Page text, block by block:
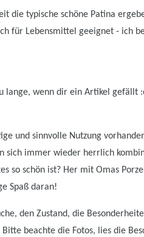
die typische schöne Patina
für Lebensmittel geeignet - ich
lange, wenn dir ein Artikel gefällt
und sinnvolle Nutzung
sich immer wieder herrlich
so schön ist? Her mit Omas
Spaß daran!
den Zustand, die
beachte die Fotos, lies die